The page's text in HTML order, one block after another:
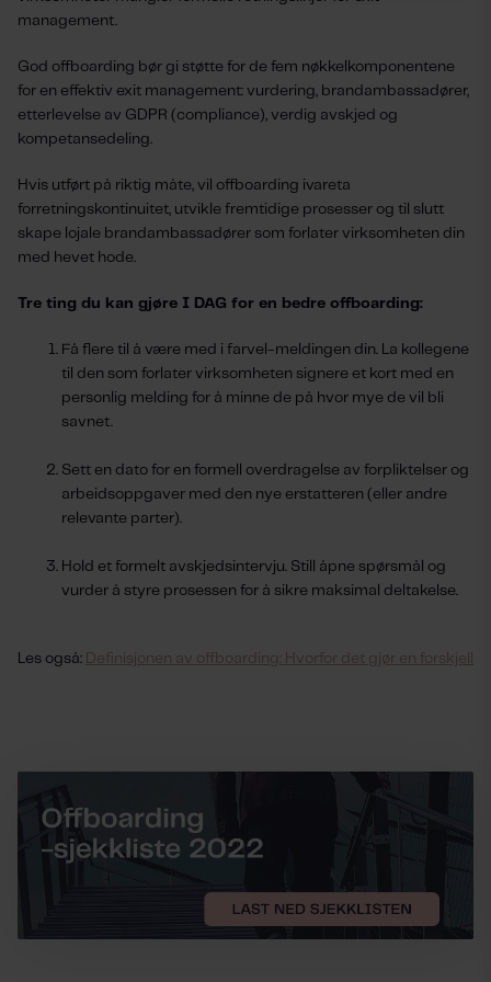
management.
God offboarding bør gi støtte for de fem nøkkelkomponentene
for en effektiv exit management: vurdering, brandambassadører,
etterlevelse av GDPR (compliance), verdig avskjed og
kompetansedeling.
Hvis utført på riktig måte, vil offboarding ivareta
forretningskontinuitet, utvikle fremtidige prosesser og til slutt
skape lojale brandambassadører som forlater virksomheten din
med hevet hode.
Tre ting du kan gjøre I DAG for en bedre offboarding:
Få flere til å være med i farvel-meldingen din. La kollegene
til den som forlater virksomheten signere et kort med en
personlig melding for å minne de på hvor mye de vil bli
savnet.
Sett en dato for en formell overdragelse av forpliktelser og
arbeidsoppgaver med den nye erstatteren (eller andre
relevante parter).
Hold et formelt avskjedsintervju. Still åpne spørsmål og
vurder å styre prosessen for å sikre maksimal deltakelse.
Les også: Definisjonen av offboarding: Hvorfor det gjør en forskjell